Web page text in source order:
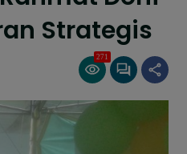
Strategis
271